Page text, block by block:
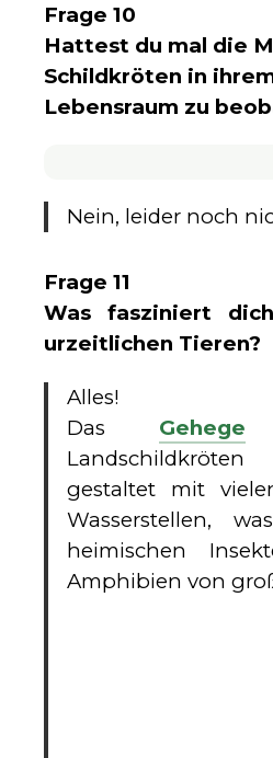
Frage 10
Hattest du mal die
Schildkröten in
Lebensraum zu
Nein, leider noch
Frage 11
Was fasziniert
urzeitlichen Tieren?
Alles!
Das Gehege
gestaltet mit
Wasserstellen,
heimischen
Amphibien von